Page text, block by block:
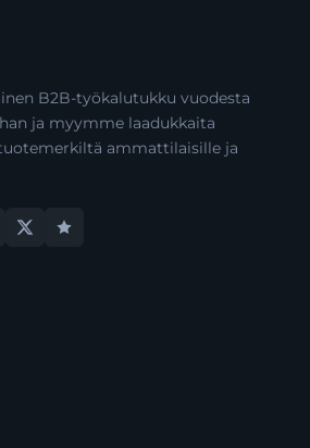
B2B-työkalutukku vuodesta
ja myymme laadukkaita
ammattilaisille ja